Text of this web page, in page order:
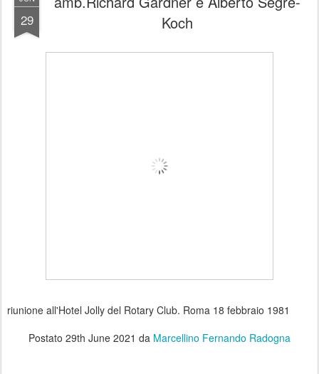
29
Koch
riunione all'Hotel Jolly del Rotary Club. Roma 18 febbraio 1981
Postato 29th June 2021 da Marcellino Fernando Radogna